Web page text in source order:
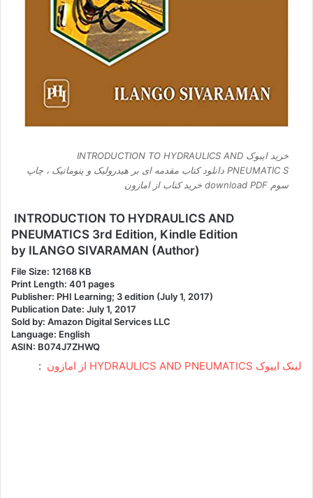
خرید ایبوک INTRODUCTION TO HYDRAULICS AND
PNEUMATIC S دانلود کتاب مقدمه ای بر هیدرولیک و پنوماتیک ، چاپ
سوم download PDF خرید کتاب از امازون
INTRODUCTION TO HYDRAULICS AND
PNEUMATICS 3rd Edition, Kindle Edition
by ILANGO SIVARAMAN (Author)
File Size: 12168 KB
Print Length: 401 pages
Publisher: PHI Learning; 3 edition (July 1, 2017)
Publication Date: July 1, 2017
Sold by: Amazon Digital Services LLC
Language: English
ASIN: B074J7ZHWQ
لینک ایبوک HYDRAULICS AND PNEUMATICS از امازون :